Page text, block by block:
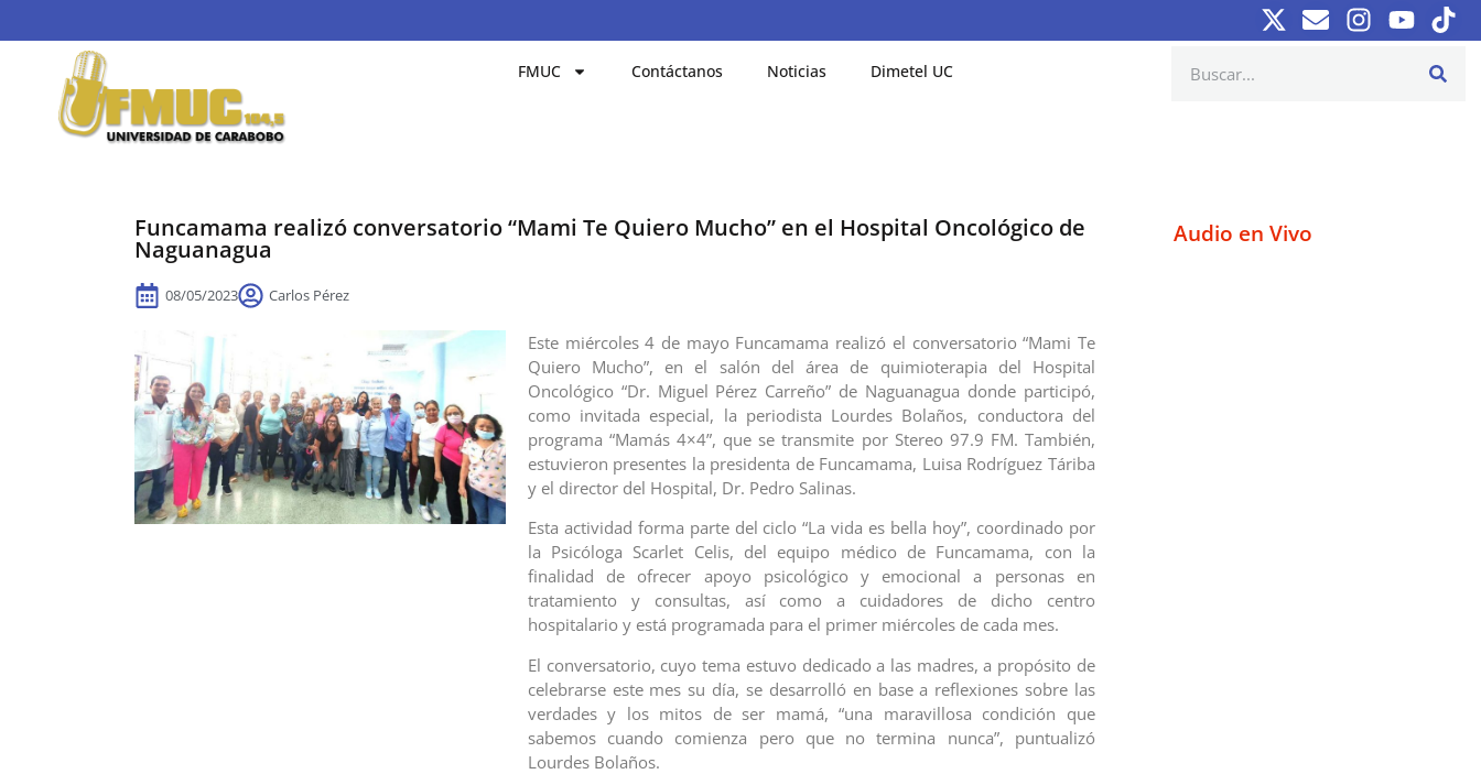
FMUC Contáctanos Noticias Dimetel UC
Funcamama realizó conversatorio “Mami Te Quiero Mucho” en el Hospital Oncológico de
Naguanagua
08/05/2023 Carlos Pérez
Este miércoles 4 de mayo Funcamama realizó el conversatorio “Mami Te
Quiero Mucho”, en el salón del área de quimioterapia del Hospital
Oncológico “Dr. Miguel Pérez Carreño” de Naguanagua donde participó,
como invitada especial, la periodista Lourdes Bolaños, conductora del
programa “Mamás 4×4”, que se transmite por Stereo 97.9 FM. También,
estuvieron presentes la presidenta de Funcamama, Luisa Rodríguez Táriba
y el director del Hospital, Dr. Pedro Salinas.
Esta actividad forma parte del ciclo “La vida es bella hoy”, coordinado por
la Psicóloga Scarlet Celis, del equipo médico de Funcamama, con la
finalidad de ofrecer apoyo psicológico y emocional a personas en
tratamiento y consultas, así como a cuidadores de dicho centro
hospitalario y está programada para el primer miércoles de cada mes.
El conversatorio, cuyo tema estuvo dedicado a las madres, a propósito de
celebrarse este mes su día, se desarrolló en base a reflexiones sobre las
verdades y los mitos de ser mamá, “una maravillosa condición que
sabemos cuando comienza pero que no termina nunca”, puntualizó
Lourdes Bolaños.
Audio en Vivo